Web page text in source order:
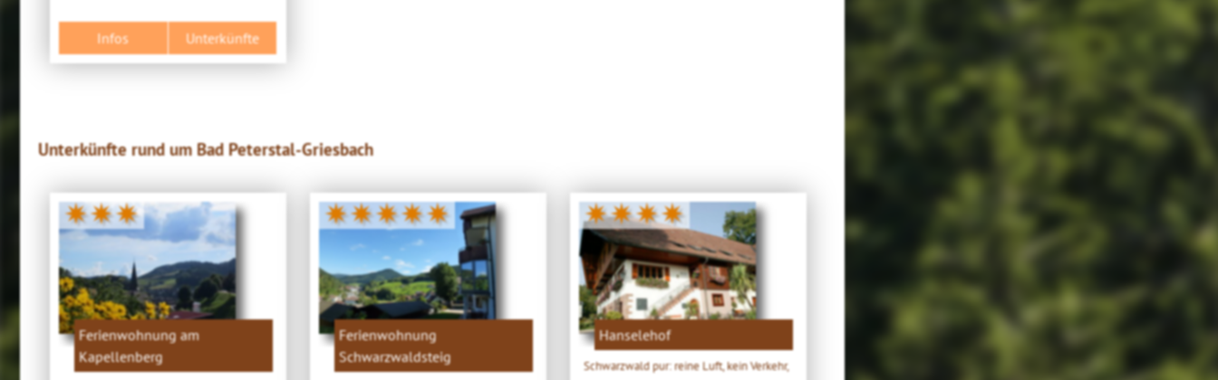
Infos Unterkünfte
Unterkünfte rund um Bad Peterstal-Griesbach
✷✷✷
Ferienwohnung am
Kapellenberg
✷✷✷✷✷
Ferienwohnung
Schwarzwaldsteig
✷✷✷✷
Hanselehof
Schwarzwald pur: reine Luft, kein Verkehr,